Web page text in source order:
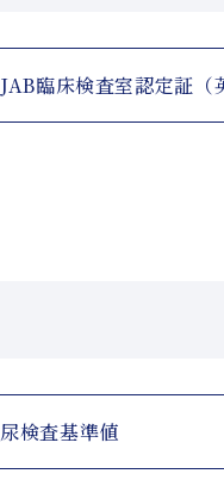
JAB臨床検査室認定証（
尿検査基準値